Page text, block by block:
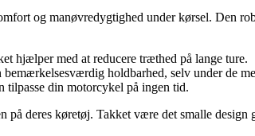
og manøvredygtighed under kørsel. Den
hjælper med at reducere træthed på lange ture.
holdbarhed, selv under de
tilpasse din motorcykel på ingen tid.
deres køretøj. Takket være det smalle